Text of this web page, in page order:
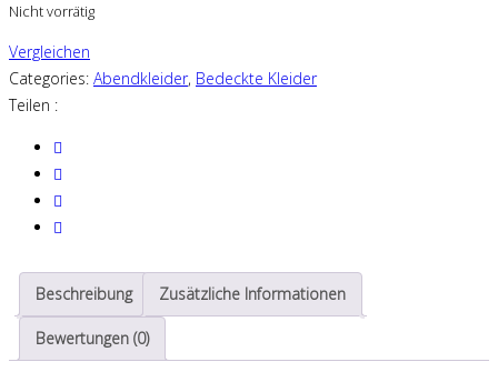
Nicht vorrätig
Vergleichen
Categories: Abendkleider, Bedeckte Kleider
Teilen :
Beschreibung Zusätzliche Informationen
Bewertungen (0)